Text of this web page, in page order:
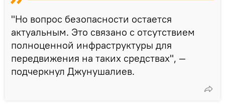
"Но вопрос безопасности остается
актуальным. Это связано с отсутствием
полноценной инфраструктуры для
передвижения на таких средствах", —
подчеркнул Джунушалиев.